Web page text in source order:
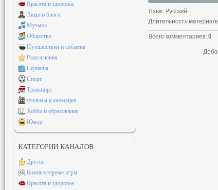
Язык: Русский
Длительность
Всего комментариев: 0
Красота и здоровье
Люди и блоги
Музыка
Общество
Путешествия и события
Развлечения
Сериалы
Спорт
Транспорт
Фильмы и анимация
Хобби и образование
Юмор
КАТЕГОРИИ КАНАЛОВ
Другое
Компьютерные игры
Красота и здоровье